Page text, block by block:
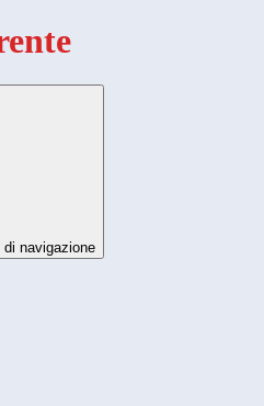
di navigazione